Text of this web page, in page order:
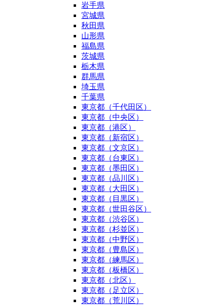
岩手県
宮城県
秋田県
山形県
福島県
茨城県
栃木県
群馬県
埼玉県
千葉県
東京都（千代田区）
東京都（中央区）
東京都（港区）
東京都（新宿区）
東京都（文京区）
東京都（台東区）
東京都（墨田区）
東京都（品川区）
東京都（大田区）
東京都（目黒区）
東京都（世田谷区）
東京都（渋谷区）
東京都（杉並区）
東京都（中野区）
東京都（豊島区）
東京都（練馬区）
東京都（板橋区）
東京都（北区）
東京都（足立区）
東京都（荒川区）